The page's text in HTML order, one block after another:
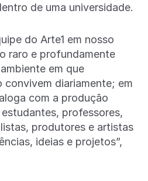
de uma universidade.
do Arte1 em nosso
raro e profundamente
em que
convivem diariamente; em
com a produção
professores,
produtores e artistas
ideias e projetos”,